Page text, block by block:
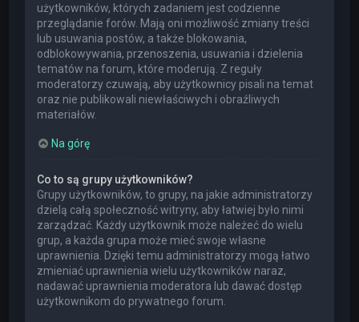
użytkowników, których zadaniem jest codzienne
przeglądanie forów. Mają oni możliwość zmiany treści
lub usuwania postów, a także blokowania,
odblokowywania, przenoszenia, usuwania i dzielenia
tematów na forum, które moderują. Z reguły
moderatorzy czuwają, aby użytkownicy pisali na temat
oraz nie publikowali niewłaściwych i obraźliwych
materiałów.
Na górę
Co to są grupy użytkowników?
Grupy użytkowników, to grupy, na jakie administratorzy
dzielą całą społeczność witryny, aby łatwiej było nimi
zarządzać. Każdy użytkownik może należeć do wielu
grup, a każda grupa może mieć swoje własne
uprawnienia. Dzięki temu administratorzy mogą łatwo
zmieniać uprawnienia wielu użytkowników naraz,
nadawać uprawnienia moderatora lub dawać dostęp
użytkownikom do prywatnego forum.